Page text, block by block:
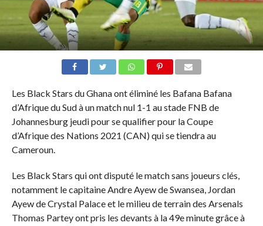
Les Black Stars du Ghana ont éliminé les Bafana Bafana
d’Afrique du Sud à un match nul 1-1 au stade FNB de
Johannesburg jeudi pour se qualifier pour la Coupe
d’Afrique des Nations 2021 (CAN) qui se tiendra au
Cameroun.
Les Black Stars qui ont disputé le match sans joueurs clés,
notamment le capitaine Andre Ayew de Swansea, Jordan
Ayew de Crystal Palace et le milieu de terrain des Arsenals
Thomas Partey ont pris les devants à la 49e minute grâce à